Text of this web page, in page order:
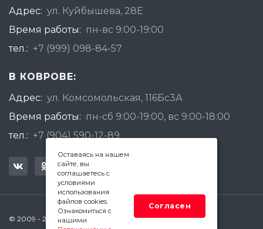
Адрес: ул. Куйбышева, 28Е
Время работы: пн-вс 9:00-19:00
тел.: +7 (999) 098-84-57
В КОВРОВЕ:
Адрес: ул. Комсомольская, 116Бс3А
Время работы: пн-сб 9:00-19:00, вс 9:00-18:00
тел.: +7 (904) 590-12-89
© 2009 - 2026 Квадратный Метр - Ковров
Оставаясь на нашем
сайте, вы
соглашаетесь с
условиями
использования
файлов cookies.
Ознакомиться с
нашими
Согласен